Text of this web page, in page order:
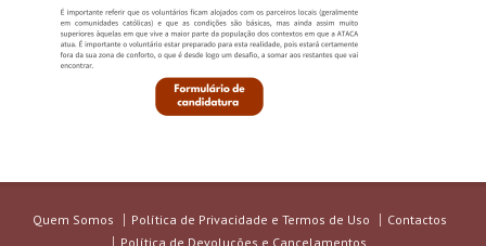
Quem Somos Política de Privacidade e Termos de Uso
Contactos
Política de Devoluções e Cancelamentos